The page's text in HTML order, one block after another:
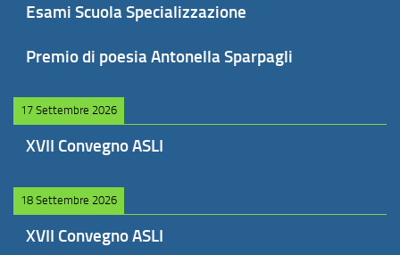
Esami Scuola Specializzazione
Premio di poesia Antonella Sparpagli
17 Settembre 2026
XVII Convegno ASLI
18 Settembre 2026
XVII Convegno ASLI